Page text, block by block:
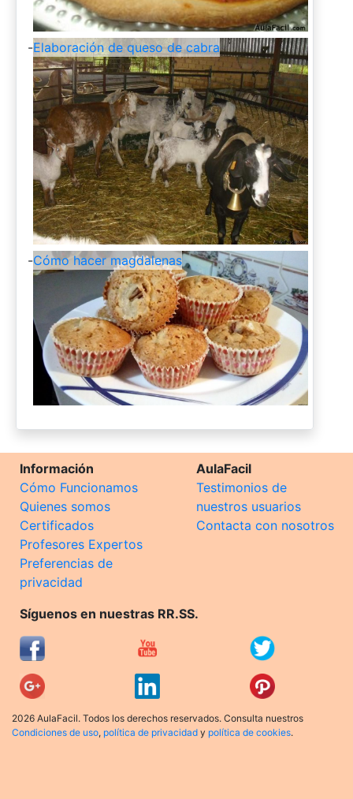
-Elaboración de queso de cabra
-Cómo hacer magdalenas
Información
Cómo Funcionamos
Quienes somos
Certificados
Profesores Expertos
Preferencias de
privacidad
AulaFacil
Testimonios de
nuestros usuarios
Contacta con nosotros
Síguenos en nuestras RR.SS.
2026 AulaFacil. Todos los derechos reservados. Consulta nuestros
Condiciones de uso, política de privacidad y política de cookies.